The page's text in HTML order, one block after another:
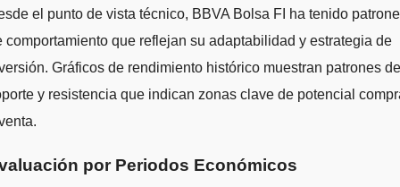
el punto de vista técnico, BBVA Bolsa FI ha tenido
comportamiento que reflejan su adaptabilidad y estrategia de
Gráficos de rendimiento histórico muestran patrones de
y resistencia que indican zonas clave de potencial
por Periodos Económicos